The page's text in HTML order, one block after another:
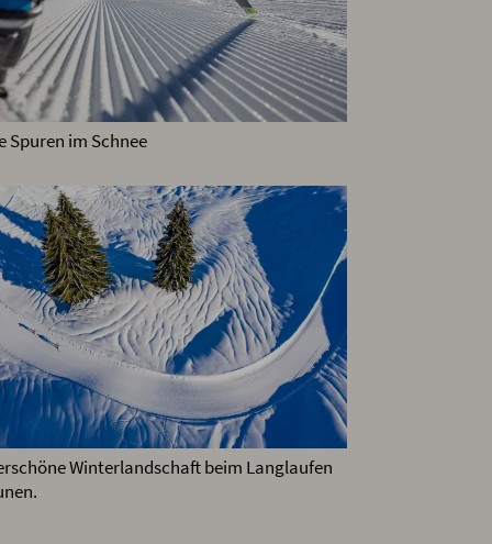
Spuren im Schnee
Winterlandschaft beim Langlaufen